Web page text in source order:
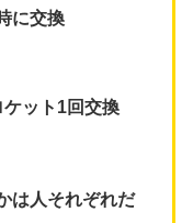
に交換
ケット1回交換
は人それぞれだ